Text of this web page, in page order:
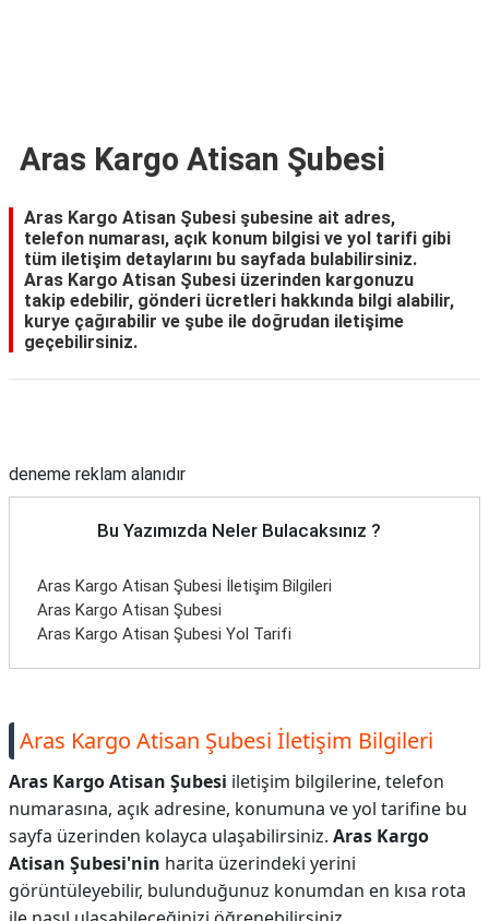
Aras Kargo Atisan Şubesi
Aras Kargo Atisan Şubesi şubesine ait adres,
telefon numarası, açık konum bilgisi ve yol tarifi gibi
tüm iletişim detaylarını bu sayfada bulabilirsiniz.
Aras Kargo Atisan Şubesi üzerinden kargonuzu
takip edebilir, gönderi ücretleri hakkında bilgi alabilir,
kurye çağırabilir ve şube ile doğrudan iletişime
geçebilirsiniz.
deneme reklam alanıdır
Bu Yazımızda Neler Bulacaksınız ?
Aras Kargo Atisan Şubesi İletişim Bilgileri
Aras Kargo Atisan Şubesi
Aras Kargo Atisan Şubesi Yol Tarifi
Aras Kargo Atisan Şubesi İletişim Bilgileri
Aras Kargo Atisan Şubesi iletişim bilgilerine, telefon
numarasına, açık adresine, konumuna ve yol tarifine bu
sayfa üzerinden kolayca ulaşabilirsiniz. Aras Kargo
Atisan Şubesi'nin harita üzerindeki yerini
görüntüleyebilir, bulunduğunuz konumdan en kısa rota